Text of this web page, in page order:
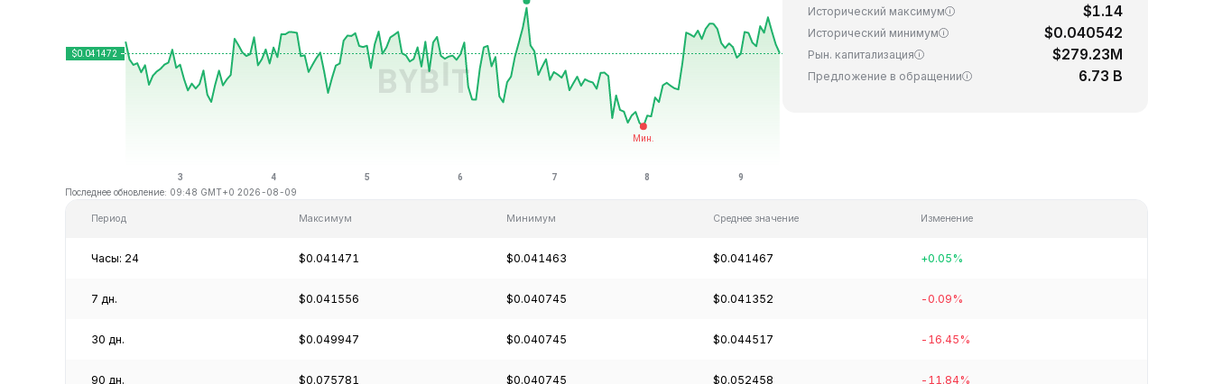
Последнее обновление: 09:48 GMT+0 2026-08-09
Исторический максимум $1.14
Исторический минимум $0.040542
Рын. капитализация $279.23M
Предложение в обращении 6.73 B
Период Максимум Минимум Среднее значение Изменение
Часы: 24 $0.041471 $0.041463 $0.041467 +0.05%
7 дн. $0.041556 $0.040745 $0.041352 -0.09%
30 дн. $0.049947 $0.040745 $0.044517 -16.45%
90 дн. $0.075781 $0.040745 $0.052458 -11.84%